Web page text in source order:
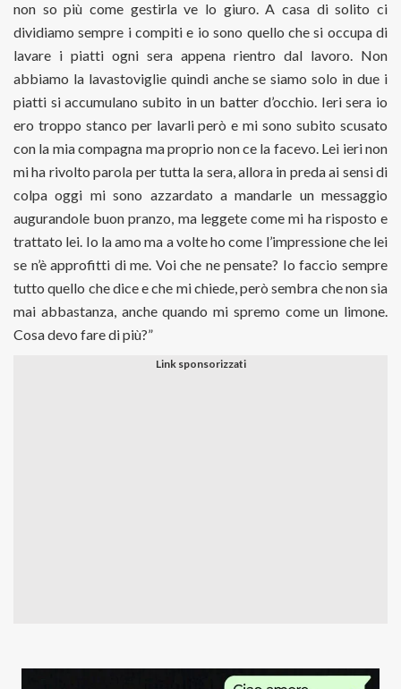
non so più come gestirla ve lo giuro. A casa di solito ci
dividiamo sempre i compiti e io sono quello che si occupa di
lavare i piatti ogni sera appena rientro dal lavoro. Non
abbiamo la lavastoviglie quindi anche se siamo solo in due i
piatti si accumulano subito in un batter d’occhio. Ieri sera io
ero troppo stanco per lavarli però e mi sono subito scusato
con la mia compagna ma proprio non ce la facevo. Lei ieri non
mi ha rivolto parola per tutta la sera, allora in preda ai sensi di
colpa oggi mi sono azzardato a mandarle un messaggio
augurandole buon pranzo, ma leggete come mi ha risposto e
trattato lei. Io la amo ma a volte ho come l’impressione che lei
se n’è approfitti di me. Voi che ne pensate? Io faccio sempre
tutto quello che dice e che mi chiede, però sembra che non sia
mai abbastanza, anche quando mi spremo come un limone.
Cosa devo fare di più?”